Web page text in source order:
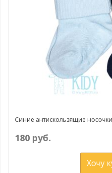
Синие антискользящие носочки
180 руб.
Хочу